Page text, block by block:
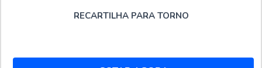
RECARTILHA PARA TORNO